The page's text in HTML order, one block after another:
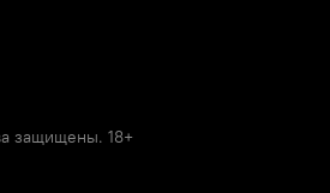
защищены. 18+